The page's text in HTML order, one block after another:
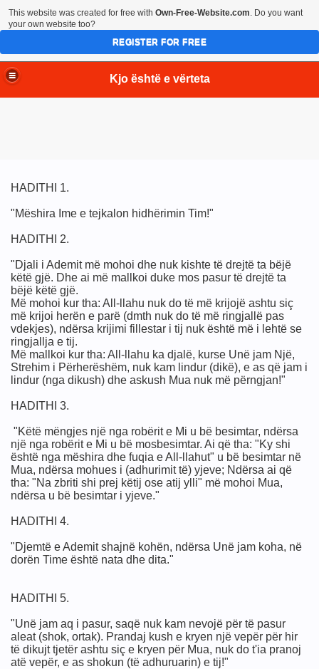
Kjo është e vërteta
HADITHI 1.
"Mëshira Ime e tejkalon hidhërimin Tim!"
HADITHI 2.
"Djali i Ademit më mohoi dhe nuk kishte të drejtë ta bëjë
këtë gjë. Dhe ai më mallkoi duke mos pasur të drejtë ta
bëjë këtë gjë.
Më mohoi kur tha: All-llahu nuk do të më krijojë ashtu siç
më krijoi herën e parë (dmth nuk do të më ringjallë pas
vdekjes), ndërsa krijimi fillestar i tij nuk është më i lehtë se
ringjallja e tij.
Më mallkoi kur tha: All-llahu ka djalë, kurse Unë jam Një,
Strehim i Përherëshëm, nuk kam lindur (dikë), e as që jam i
lindur (nga dikush) dhe askush Mua nuk më përngjan!"
HADITHI 3.
"Këtë mëngjes një nga robërit e Mi u bë besimtar, ndërsa
një nga robërit e Mi u bë mosbesimtar. Ai që tha: "Ky shi
është nga mëshira dhe fuqia e All-llahut" u bë besimtar në
Mua, ndërsa mohues i (adhurimit të) yjeve; Ndërsa ai që
tha: "Na zbriti shi prej këtij ose atij ylli" më mohoi Mua,
ndërsa u bë besimtar i yjeve."
HADITHI 4.
"Djemtë e Ademit shajnë kohën, ndërsa Unë jam koha, në
dorën Time është nata dhe dita."
HADITHI 5.
"Unë jam aq i pasur, saqë nuk kam nevojë për të pasur
aleat (shok, ortak). Prandaj kush e kryen një vepër për hir
të dikujt tjetër ashtu siç e kryen për Mua, nuk do t'ia pranoj
atë vepër, e as shokun (të adhuruarin) e tij!"
This website was created for free with Own-Free-Website.com. Do you want
your own website too?
REGISTER FOR FREE